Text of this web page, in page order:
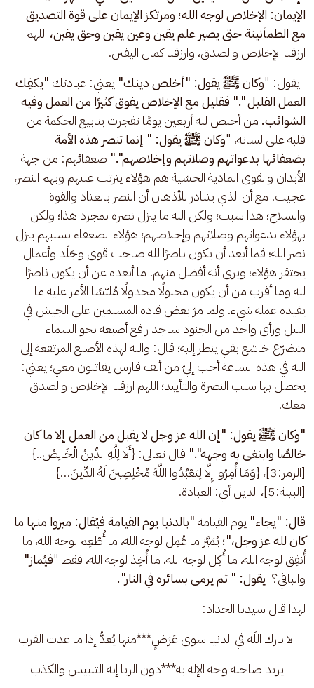
الإيمان: الإخلاص لوجه الله؛ ومرتكز الإيمان على قوة التصديق
مع الطمأنينة حتى يصير علم يقين وعين يقين وحق يقين، اللهم
ارزقنا الإخلاص والصدق، وارزقنا كمال اليقين.
يقول: "وكان ﷺ يقول: "أخلص دينك" يعني: عبادتك "يكفِك
العمل القليل "." فقليل مع الإخلاص يفوق كثيرًا من العمل وفيه
الشوائب. من أخلص لله أربعين يومًا تفجرت ينابيع الحكمة من
قلبه على لسانه، "وكان ﷺ يقول: " إنما تنصر هذه الأمة
بضعفائها بدعواتهم وصلاتهم وإخلاصهم"." ضعفائهم: من جهة
الأبدان والقوى المادية الحسّية هم هؤلاء يترتب عليهم وبهم النصر،
عجيب! مع أن الذي يتبادر للأذهان أن النصر بالعتاد والقوة
والسلاح؛ هذا سبب؛ ولكن الله ما ينزل نصره بمجرد هذا؛ ولكن
بهؤلاء بدعواتهم وصلاتهم وإخلاصهم؛ هؤلاء الضعفاء بسببهم ينزل
نصر الله؛ فما أبعد أن يكون ناصرًا لله صاحب قوى وجَلَد وأعمال
يحتقر هؤلاء؛ ويرى أنه أفضل منهم! ما أبعده عن أن يكون ناصرًا
لله وما أقرب من أن يكون مخبولًا مخذولًا مُلبّسًا الأمر عليه ما
يفيده عمله شيء. ولما مرّ بعض قادة المسلمين على الجيش في
الليل ورأى واحد من الجنود ساجد رافع أصبعه نحو السماء
متضرّع خاشع بقي ينظر إليه؛ قال: والله لهذه الأصبع المرتفعة إلى
الله في هذه الساعة أحب إليّ من ألف فارس يقاتلون معي؛ يعني:
يحصل بها سبب النصرة والتأييد؛ اللهم ارزقنا الإخلاص والصدق
معك.
"وكان ﷺ يقول: "إن الله عز وجل لا يقبل من العمل إلا ما كان
خالصًا وابتغى به وجهه"." قال تعالى: {أَلَا لِلَّهِ الدِّينُ الْخَالِصُ..}
[الزمر:3]، {وَمَا أُمِرُوا إِلَّا لِيَعْبُدُوا اللَّهَ مُخْلِصِينَ لَهُ الدِّينَ…}
[البينة:5]، الدين أي: العبادة.
قال: "يجاء" يوم القيامة "بالدنيا يوم القيامة فيُقال: ميزوا منها ما
كان لله عز وجل،"؛ يُمَيَّز ما عُمِل لوجه الله، ما أُطْعِم لوجه الله، ما
أُنفِق لوجه الله، ما أُكِل لوجه الله، ما أُخِذ لوجه الله، فقط "فيُماز"
والباقي؟ يقول: " ثم يرمى بسائره في النار".
لهذا قال سيدنا الحداد:
لا بارك اللَه في الدنيا سوى عَرَضٍ***منها يُعدُّ إذا ما عدت القرب
يريد صاحبه وجه الإله به***دون الريا إنه التلبيس والكذب